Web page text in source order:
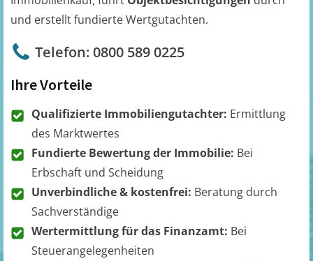
und erstellt fundierte Wertgutachten.
Telefon: 0800 589 0225
Ihre Vorteile
Qualifizierte Immobiliengutachter: Ermittlung
des Marktwertes
Fundierte Bewertung der Immobilie: Bei
Erbschaft und Scheidung
Unverbindliche & kostenfrei: Beratung durch
Sachverständige
Wertermittlung für das Finanzamt: Bei
Steuerangelegenheiten